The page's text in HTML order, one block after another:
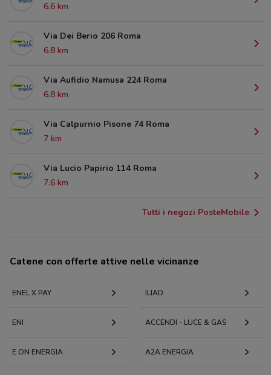
6.6 km
Via Dei Berio 206 Roma
6.8 km
Via Aufidio Namusa 224 Roma
6.8 km
Via Calpurnio Pisone 74 Roma
7 km
Via Lucio Papirio 114 Roma
7.6 km
Tutti i negozi PosteMobile
Catene con offerte attive nelle vicinanze
ENEL X PAY ILIAD
ENI ACCENDI - LUCE & GAS
E.ON ENERGIA A2A ENERGIA